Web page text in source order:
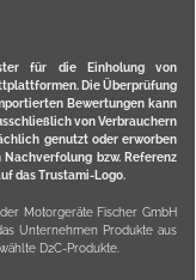
für die Einholung von
Die Überprüfung
Bewertungen kann
von Verbrauchern
genutzt oder erworben
bzw. Referenz
das Trustami-Logo.
Motorgeräte Fischer GmbH
Unternehmen Produkte aus
D2C-Produkte.